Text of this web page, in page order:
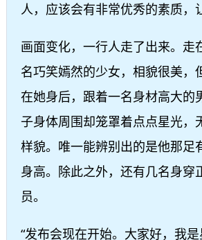
人，应该会有非常优秀的素质，
画面变化，一行人走了出来。走
名巧笑嫣然的少女，相貌很美，
在她身后，跟着一名身材高大的
子身体周围却笼罩着点点星光，
样貌。唯一能辨别出的是他那足
身高。除此之外，还有几名身穿
员。
“发布会现在开始。大家好，我